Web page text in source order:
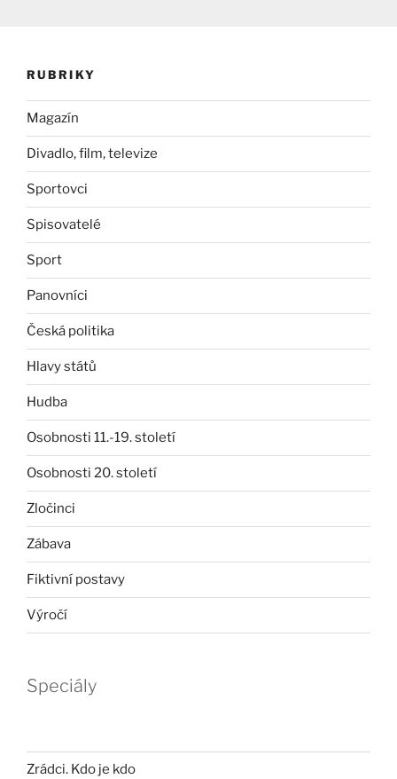
RUBRIKY
Magazín
Divadlo, film, televize
Sportovci
Spisovatelé
Sport
Panovníci
Česká politika
Hlavy států
Hudba
Osobnosti 11.-19. století
Osobnosti 20. století
Zločinci
Zábava
Fiktivní postavy
Výročí
Speciály
Zrádci. Kdo je kdo